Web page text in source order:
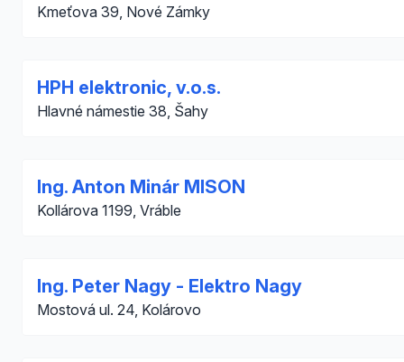
Kmeťova 39, Nové Zámky
HPH elektronic, v.o.s.
Hlavné námestie 38, Šahy
Ing. Anton Minár MISON
Kollárova 1199, Vráble
Ing. Peter Nagy - Elektro Nagy
Mostová ul. 24, Kolárovo